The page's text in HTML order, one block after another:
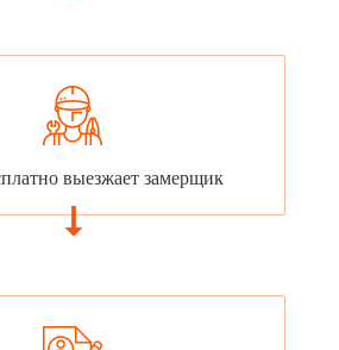
выезжает замерщик